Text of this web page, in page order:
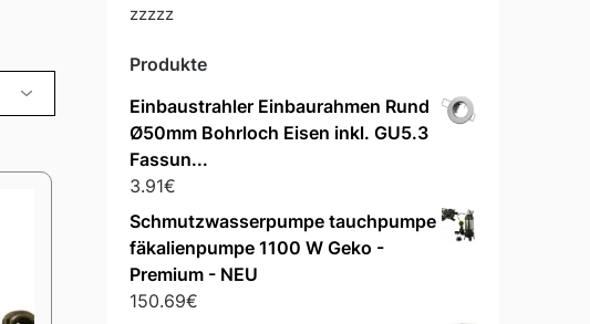
zzzzz
Produkte
Einbaustrahler Einbaurahmen Rund
Ø50mm Bohrloch Eisen inkl. GU5.3
Fassun...
3.91€
Schmutzwasserpumpe tauchpumpe
fäkalienpumpe 1100 W Geko -
Premium - NEU
150.69€